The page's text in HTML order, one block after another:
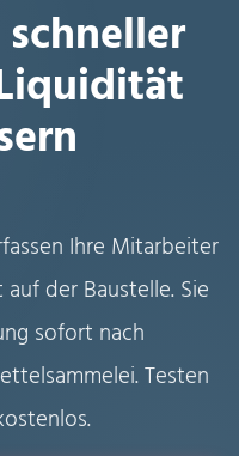
Ihre Mitarbeiter
der Baustelle. Sie
sofort nach
Testen